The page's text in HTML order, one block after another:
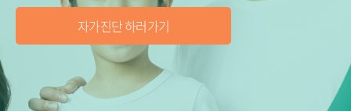
자가진단 하러가기